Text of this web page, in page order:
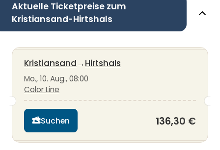
Aktuelle Ticketpreise zum
Kristiansand-Hirtshals
Kristiansand→Hirtshals
Mo., 10. Aug., 08:00
Color Line
Suchen 136,30 €